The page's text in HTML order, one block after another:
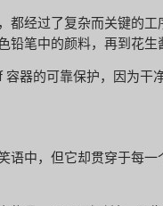
都经过了复杂而关键的
笔中的颜料，再到花
器的可靠保护，因为干
中，但它却贯穿于每